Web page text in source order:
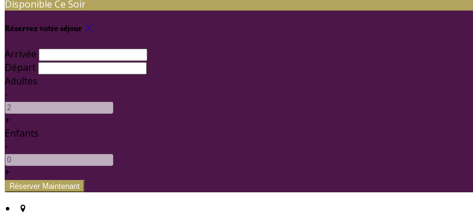
Disponible Ce Soir
Réservez votre séjour
Arrivée
Départ
Adultes
-
+
Enfants
-
+